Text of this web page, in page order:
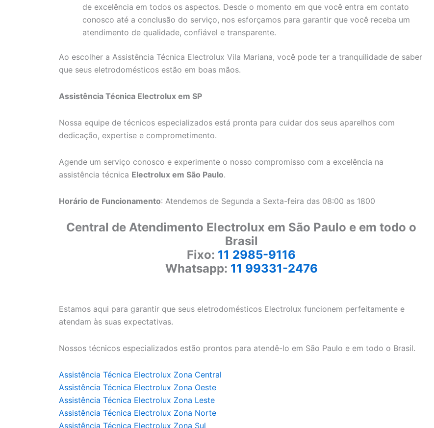
de excelência em todos os aspectos. Desde o momento em que você entra em contato
conosco até a conclusão do serviço, nos esforçamos para garantir que você receba um
atendimento de qualidade, confiável e transparente.
Ao escolher a Assistência Técnica Electrolux Vila Mariana, você pode ter a tranquilidade de saber
que seus eletrodomésticos estão em boas mãos.
Assistência Técnica Electrolux em SP
Nossa equipe de técnicos especializados está pronta para cuidar dos seus aparelhos com
dedicação, expertise e comprometimento.
Agende um serviço conosco e experimente o nosso compromisso com a excelência na
assistência técnica Electrolux em São Paulo.
Horário de Funcionamento: Atendemos de Segunda a Sexta-feira das 08:00 as 1800
Central de Atendimento Electrolux em São Paulo e em todo o
Brasil
Fixo: 11 2985-9116
Whatsapp: 11 99331-2476
Estamos aqui para garantir que seus eletrodomésticos Electrolux funcionem perfeitamente e
atendam às suas expectativas.
Nossos técnicos especializados estão prontos para atendê-lo em São Paulo e em todo o Brasil.
Assistência Técnica Electrolux Zona Central
Assistência Técnica Electrolux Zona Oeste
Assistência Técnica Electrolux Zona Leste
Assistência Técnica Electrolux Zona Norte
Assistência Técnica Electrolux Zona Sul